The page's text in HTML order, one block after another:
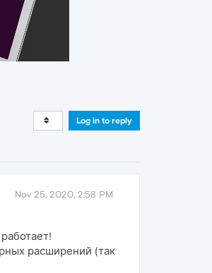
Log in to reply
Nov 25, 2020, 2:58 PM
расширений (так